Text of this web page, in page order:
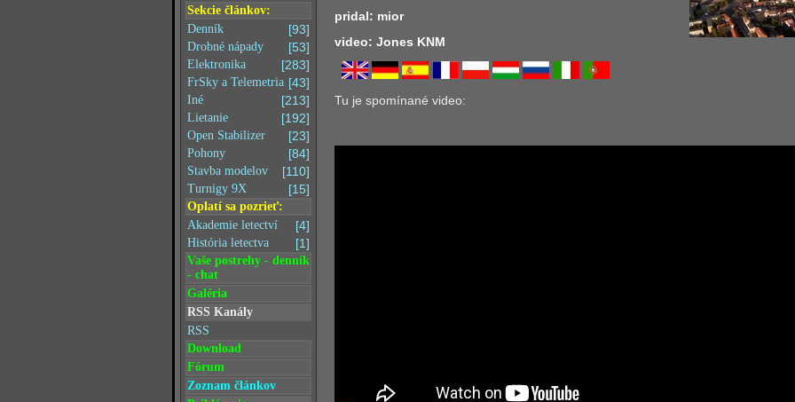
Sekcie článkov:
[93]
Denník
[53]
Drobné nápady
[283]
Elektronika
[43]
FrSky a Telemetria
[213]
Iné
[192]
Lietanie
[23]
Open Stabilizer
[84]
Pohony
[110]
Stavba modelov
[15]
Turnigy 9X
Oplatí sa pozrieť:
[4]
Akademie letectví
[1]
História letectva
Vaše postrehy - denník
- chat
Galéria
RSS Kanály
RSS
Download
Fórum
Zoznam článkov
pridal: mior
video: Jones KNM
Tu je spomínané video: